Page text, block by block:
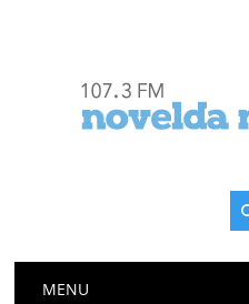
Menú principal
MENU